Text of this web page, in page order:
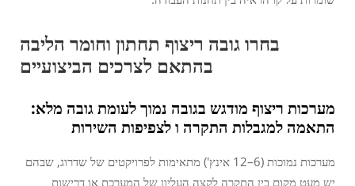
בחרו גובה ריצוף תחתון וחומר הליבה
בהתאם לצרכים הביצועיים
מערכות ריצוף מודגש בגובה נמוך לעומת גובה מלא:
התאמה למגבלות התקרה ו לצפיפות השירות
מערכות נמוכות (6–12 אינץ') מתאימות לפרויקטים של שדרוג, שבהם
יש מעט מקום בין התקרה לקצה העליון של המערכת או דרישות